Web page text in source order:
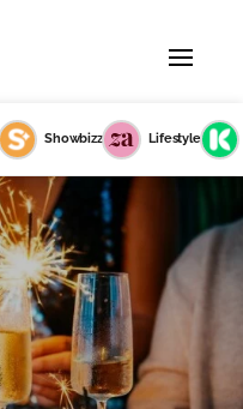
Showbizz Lifestyle